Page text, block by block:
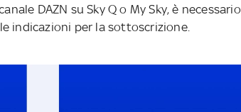
DAZN su Sky Q o My Sky, è necessario
indicazioni per la sottoscrizione.